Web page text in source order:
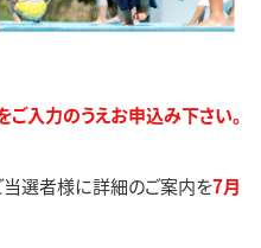
ご入力のうえお申込み下さい。
選者様に詳細のご案内を7月